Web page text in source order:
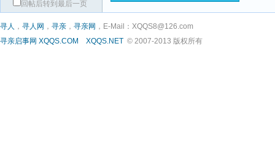
回帖后转到最后一页
寻人 ， 寻人网 ， 寻亲 ， 寻亲网 ，E-Mail：XQQS8@126.com
寻亲启事网 XQQS.COM XQQS.NET © 2007-2013 版权所有